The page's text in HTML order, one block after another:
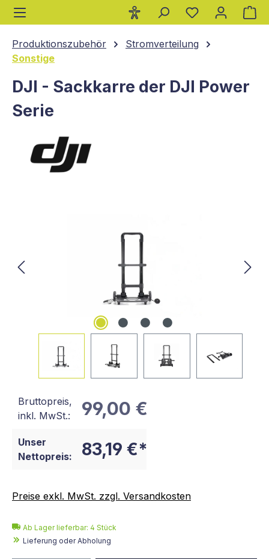
springen
Produktionszubehör
Stromverteilung
Sonstige
DJI - Sackkarre der DJI Power
Serie
Bruttopreis,
inkl. MwSt.:
99,00 €
Unser
Nettopreis:
83,19 €*
Preise exkl. MwSt. zzgl. Versandkosten
Ab Lager lieferbar: 4 Stück
Lieferung oder Abholung